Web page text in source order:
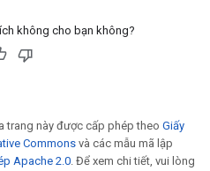
không cho bạn không?
trang này được cấp phép theo Giấy
Commons và các mẫu mã lập
Apache 2.0. Để xem chi tiết, vui lòng